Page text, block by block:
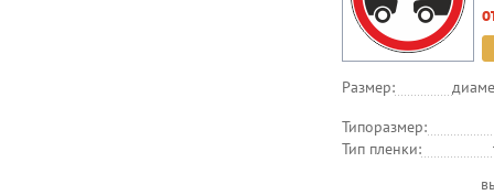
Размер:
Типоразмер:
Тип пленки: